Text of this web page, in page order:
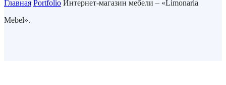
Главная Portfolio Интернет-магазин мебели – «Limonaria
Mebel».